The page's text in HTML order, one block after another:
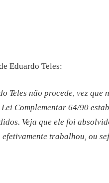
Eduardo Teles:
Teles não procede, vez
Complementar 64/90
Veja que ele foi
trabalhou, ou